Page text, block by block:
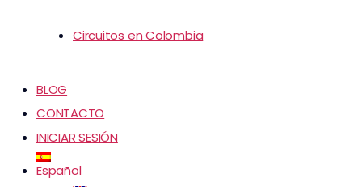
Circuitos en Colombia
BLOG
CONTACTO
INICIAR SESIÓN
Español